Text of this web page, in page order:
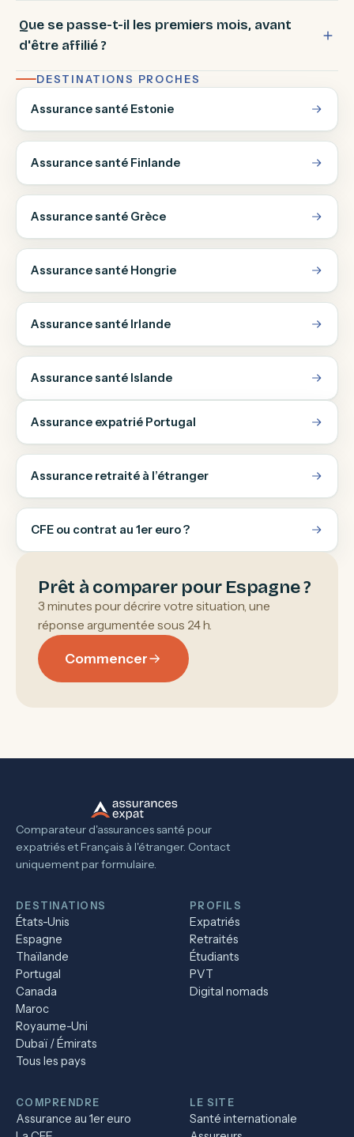
Que se passe-t-il les premiers mois, avant
d'être affilié ?
DESTINATIONS PROCHES
Assurance santé Estonie
Assurance santé Finlande
Assurance santé Grèce
Assurance santé Hongrie
Assurance santé Irlande
Assurance santé Islande
Assurance expatrié Portugal
Assurance retraité à l’étranger
CFE ou contrat au 1er euro ?
Prêt à comparer pour Espagne ?
3 minutes pour décrire votre situation, une
réponse argumentée sous 24 h.
Commencer
Comparateur d'assurances santé pour
expatriés et Français à l'étranger. Contact
uniquement par formulaire.
DESTINATIONS
États-Unis
Espagne
Thaïlande
Portugal
Canada
Maroc
Royaume-Uni
Dubaï / Émirats
Tous les pays
PROFILS
Expatriés
Retraités
Étudiants
PVT
Digital nomads
COMPRENDRE
Assurance au 1er euro
LE SITE
Santé internationale